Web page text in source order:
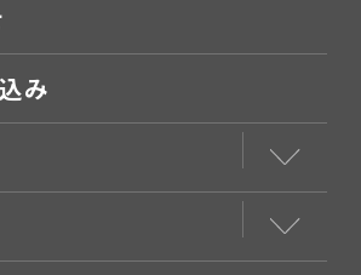
み